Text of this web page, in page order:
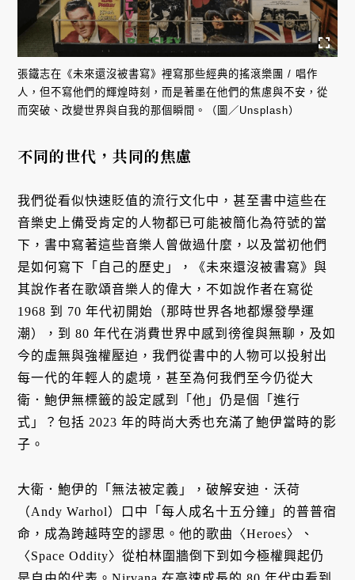
張鐵志在《未來還沒被書寫》裡寫那些經典的搖滾樂團 / 唱作
人，但不寫他們的輝煌時刻，而是著墨在他們的焦慮與不安，從
而突破、改變世界與自我的那個瞬間。（圖／Unsplash）
不同的世代，共同的焦慮
我們從看似快速貶值的流行文化中，甚至書中這些在
音樂史上備受肯定的人物都已可能被簡化為符號的當
下，書中寫著這些音樂人曾做過什麼，以及當初他們
是如何寫下「自己的歷史」，《未來還沒被書寫》與
其說作者在歌頌音樂人的偉大，不如說作者在寫從
1968 到 70 年代初開始（那時世界各地都爆發學運
潮），到 80 年代在消費世界中感到徬徨與無聊，及如
今的虛無與強權壓迫，我們從書中的人物可以投射出
每一代的年輕人的處境，甚至為何我們至今仍從大
衛．鮑伊無標籤的設定感到「他」仍是個「進行
式」？包括 2023 年的時尚大秀也充滿了鮑伊當時的影
子。
大衛．鮑伊的「無法被定義」，破解安迪．沃荷
（Andy Warhol）口中「每人成名十五分鐘」的普普宿
命，成為跨越時空的謬思。他的歌曲〈Heroes〉、
〈Space Oddity〉從柏林圍牆倒下到如今極權興起仍